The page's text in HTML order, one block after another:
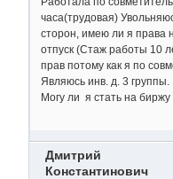
часа(трудовая)
сторон, имею ли я права
отпуск (Стаж работы 10
прав потому как я по
Являюсь инв. д. 3 группы.
Могу ли я стать на биржу
Дмитрий
Константинович